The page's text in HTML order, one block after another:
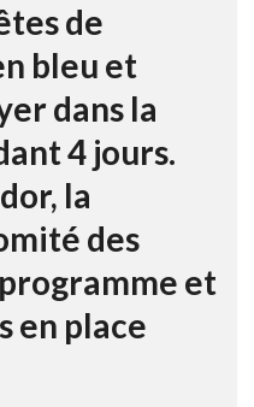
de
bleu et
dans la
4 jours.
la
des
et
en place